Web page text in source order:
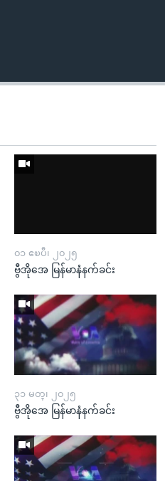
၀၁ ဧၿပီ၊ ၂၀၂၅
ဗွီအိုအေ မြန်မာနံနက်ခင်း
၃၁ မတ္၊ ၂၀၂၅
ဗွီအိုအေ မြန်မာနံနက်ခင်း